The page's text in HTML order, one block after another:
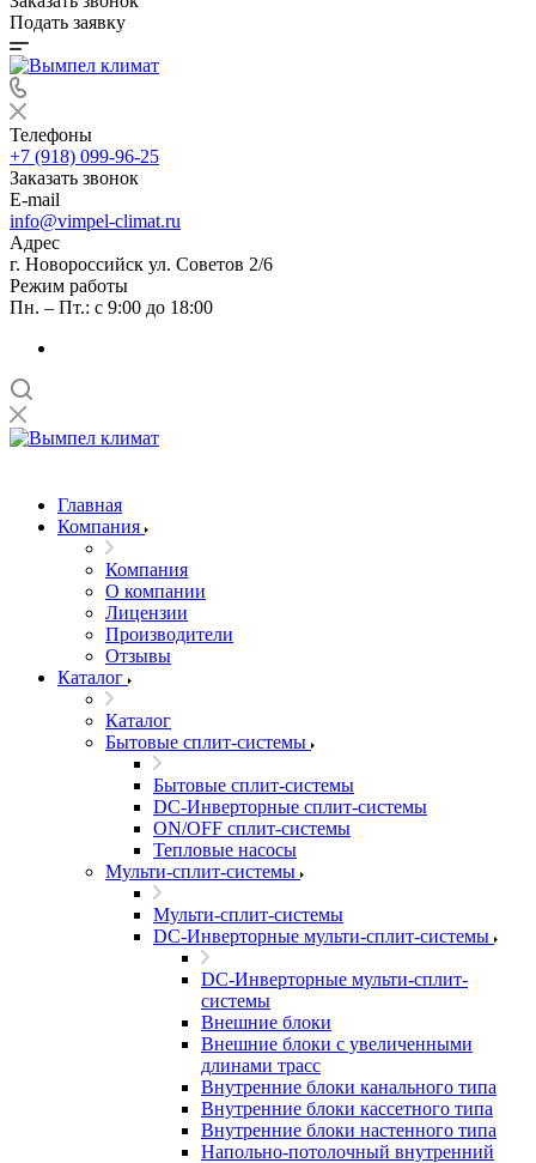
Подать заявку
Телефоны
+7 (918) 099-96-25
Заказать звонок
E-mail
info@vimpel-climat.ru
Адрес
г. Новороссийск ул. Советов 2/6
Режим работы
Пн. – Пт.: с 9:00 до 18:00
Главная
Компания
Компания
О компании
Лицензии
Производители
Отзывы
Каталог
Каталог
Бытовые сплит-системы
Бытовые сплит-системы
DC-Инверторные сплит-системы
ON/OFF сплит-системы
Тепловые насосы
Мульти-сплит-системы
Мульти-сплит-системы
DC-Инверторные мульти-сплит-системы
DC-Инверторные мульти-сплит-
системы
Внешние блоки
Внешние блоки с увеличенными
длинами трасс
Внутренние блоки канального типа
Внутренние блоки кассетного типа
Внутренние блоки настенного типа
Напольно-потолочный внутренний